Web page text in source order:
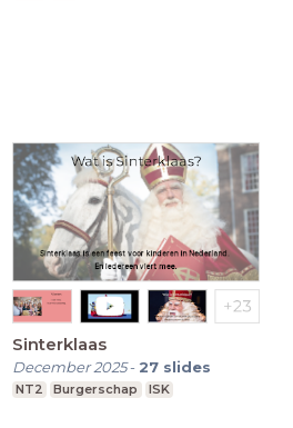
Sinterklaas
December 2025- 27 slides
NT2 Burgerschap ISK